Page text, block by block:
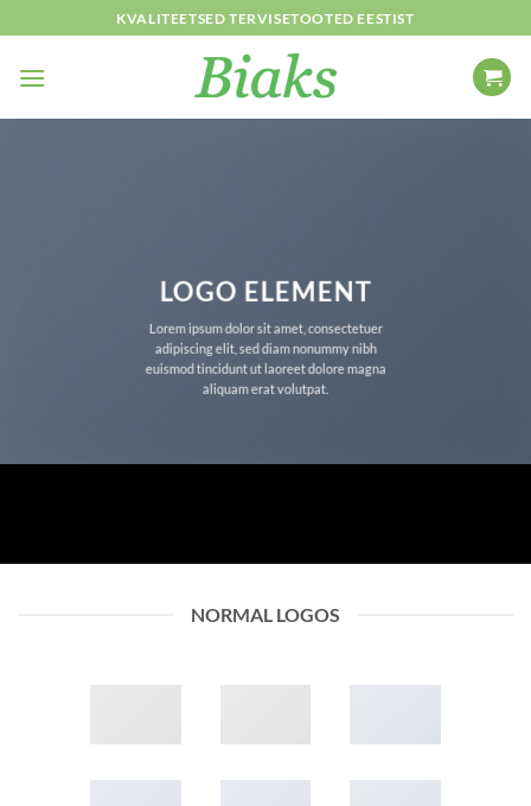
to
content
KVALITEETSED TERVISETOOTED EESTIST
LOGO ELEMENT
Lorem ipsum dolor sit amet, consectetuer
adipiscing elit, sed diam nonummy nibh
euismod tincidunt ut laoreet dolore magna
aliquam erat volutpat.
NORMAL LOGOS